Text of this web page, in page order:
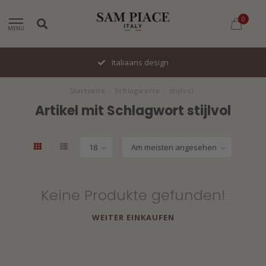
MENU
0
Italiaans design
Startseite Schlagworte stijlvol
Artikel mit Schlagwort stijlvol
Keine Produkte gefunden!
WEITER EINKAUFEN